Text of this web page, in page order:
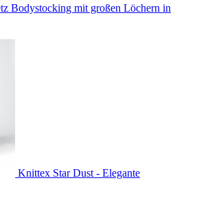
Bodystocking mit großen Löchern in
Knittex Star Dust - Elegante